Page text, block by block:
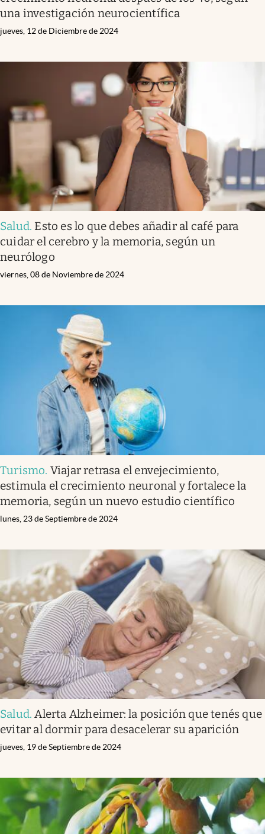
una investigación neurocientífica
jueves, 12 de Diciembre de 2024
Salud. Esto es lo que debes añadir al café para
cuidar el cerebro y la memoria, según un
neurólogo
viernes, 08 de Noviembre de 2024
Turismo. Viajar retrasa el envejecimiento,
estimula el crecimiento neuronal y fortalece la
memoria, según un nuevo estudio científico
lunes, 23 de Septiembre de 2024
Salud.Alerta Alzheimer: la posición que tenés que
evitar al dormir para desacelerar su aparición
jueves, 19 de Septiembre de 2024